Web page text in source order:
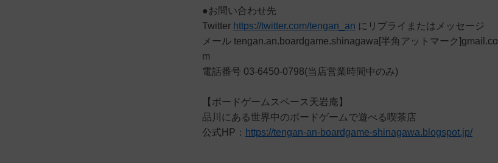
●お問い合わせ先
Twitter https://twitter.com/tengan_an にリプライまたはメッセージ
メール tengan.an.boardgame.shinagawa[半角アットマーク]gmail.co
m
電話番号 03-6450-0798(当店営業時間中のみ)
【ボードゲームスペース天岩庵】
品川にある世界中のボードゲームで遊べる喫茶店
公式HP： https://tengan-an-boardgame-shinagawa.blogspot.jp/